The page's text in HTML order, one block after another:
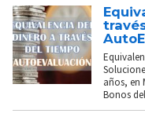
años, en
Bonos